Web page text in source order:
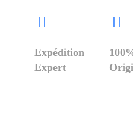
Expédition
Expert